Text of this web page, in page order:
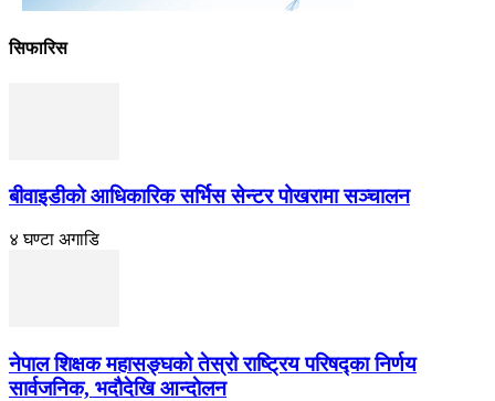
सिफारिस
बीवाइडीको आधिकारिक सर्भिस सेन्टर पोखरामा सञ्चालन
४ घण्टा अगाडि
नेपाल शिक्षक महासङ्घको तेस्रो राष्ट्रिय परिषद्का निर्णय
सार्वजनिक, भदाैदेखि आन्दाेलन